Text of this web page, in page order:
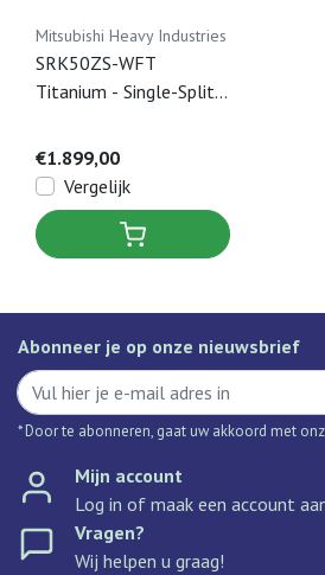
Mitsubishi Heavy Industries
SRK50ZS-WFT
Titanium - Single-Split
€1.899,00
Vergelijk
Abonneer je op onze nieuwsbrief
* Door te abonneren, gaat uw akkoord met
Mijn account
Log in of maak een account
Vragen?
Wij helpen u graag!